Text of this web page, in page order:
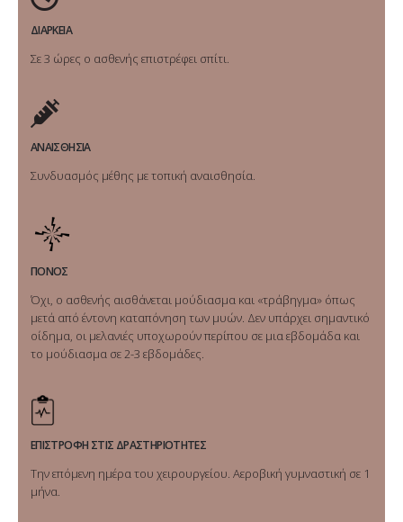
ΔΙΑΡΚΕΙΑ
Σε 3 ώρες ο ασθενής επιστρέφει σπίτι.
ΑΝΑΙΣΘΗΣΙΑ
Συνδυασμός μέθης με τοπική αναισθησία.
ΠΟΝΟΣ
Όχι, ο ασθενής αισθάνεται μούδιασμα και «τράβηγμα» όπως
μετά από έντονη καταπόνηση των μυών. Δεν υπάρχει σημαντικό
οίδημα, οι μελανιές υποχωρούν περίπου σε μια εβδομάδα και
το μούδιασμα σε 2-3 εβδομάδες.
ΕΠΙΣΤΡΟΦΗ ΣΤΙΣ ΔΡΑΣΤΗΡΙΟΤΗΤΕΣ
Την επόμενη ημέρα του χειρουργείου. Αεροβική γυμναστική σε 1
μήνα.